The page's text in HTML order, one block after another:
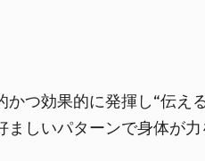
つ効果的に発揮し“伝え
しいパターンで身体が